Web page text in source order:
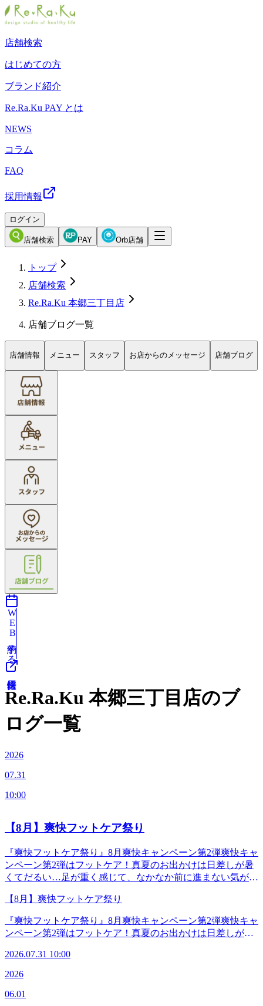
店舗検索
はじめての方
ブランド紹介
Re.Ra.Ku PAY とは
NEWS
コラム
FAQ
採用情報
ログイン
店舗検索 PAY Orb店舗
トップ
店舗検索
Re.Ra.Ku 本郷三丁目店
店舗ブログ一覧
店舗情報 メニュー スタッフ お店からのメッセージ 店舗ブログ
WEB予約する
Re.Ra.Ku 本郷三丁目店のブ
ログ一覧
2026
07.31
10:00
【8月】爽快フットケア祭り
『爽快フットケア祭り』8月爽快キャンペーン第2弾爽快キャ
ンペーン第2弾はフットケア！真夏のお出かけは日差しが暑
くてだるい…足が重く感じて、なかなか前に進まない気がし
ちが良いのもつかの間、今度はサンダルから出た足先が冷え
て寒い…！など、夏は体温調節がなかなか難しい季節です。
8月はそんなつら～い足元をほぐす月間。アロマオイルでふ
くらはぎや足裏をじっくりとほぐし、最後にキリっと炭酸泡
でリフレッシュ！天然製油の香りに包まれて、気づけばあな
はあなたの足を軽やかにしちゃいましょう☆【爽快フットケ
の香り・ソフトラベンダー or ブルーミングリモーネ&lt;8
【8月】爽快フットケア祭り
『爽快フットケア祭り』8月爽快キャンペーン第2弾爽快キャ
ンペーン第2弾はフットケア！真夏のお出かけは日差しが暑
ちゃいますよね。とはいえエアコンが効いた室内に入り気持
ちが良いのもつかの間、今度はサンダルから出た足先が冷え
8月はそんなつら～い足元をほぐす月間。アロマオイルでふ
2026.07.31 10:00
2026
06.01